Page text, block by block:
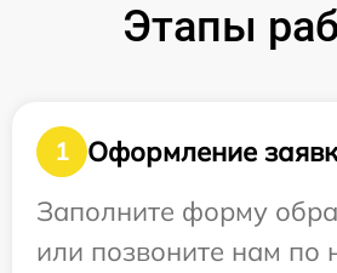
Этапы
1
Оформление
Заполните форму
или позвоните нам по